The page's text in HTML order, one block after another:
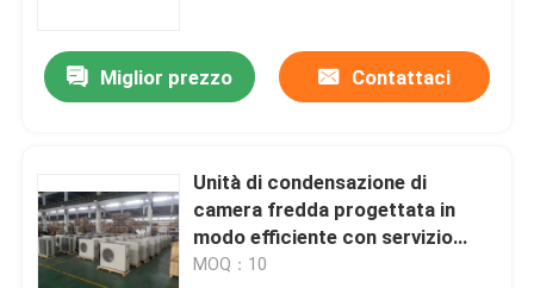
Casa.
Chi Siamo
Miglior prezzo Contattaci
Unità di condensazione di
camera fredda progettata in
modo efficiente con servizio
OEM Consumo energetico di 2,5
MOQ：10